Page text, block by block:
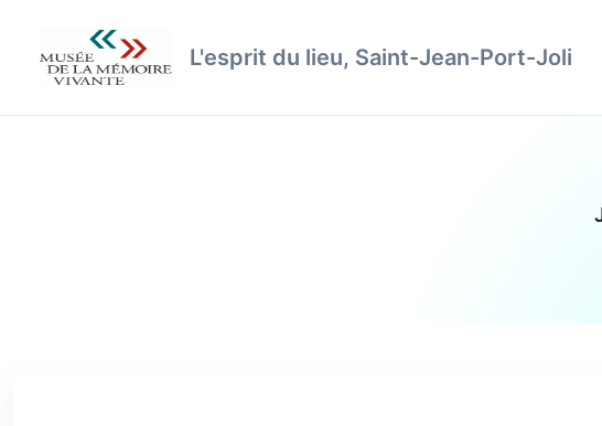
L'esprit du lieu, Saint-Jean-Port-Joli